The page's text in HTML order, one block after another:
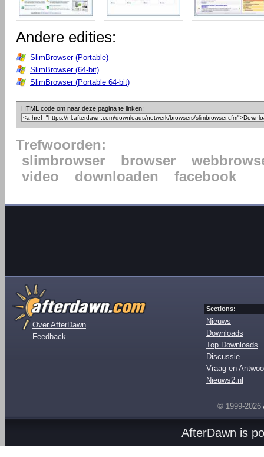
Andere edities:
SlimBrowser (Portable)
SlimBrowser (64-bit)
SlimBrowser (Portable 64-bit)
HTML code om naar deze pagina te linken:
Trefwoorden:
slimbrowser
browser
video
downloaden facebook
Over AfterDawn
Feedback
Sections:
Nieuws
Downloads
Top Downloads
Discussie
Vraag en
Nieuws2.nl
© 1999-2026
AfterDawn is